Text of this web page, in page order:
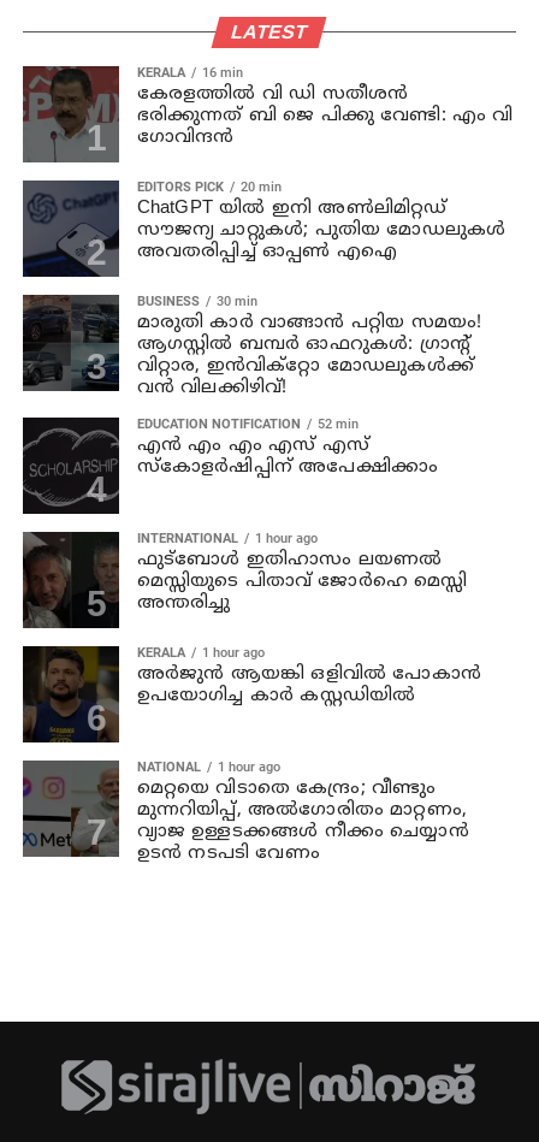
LATEST
KERALA 16 min
കേരളത്തില്‍ വി ഡി സതീശന്‍
ഭരിക്കുന്നത് ബി ജെ പിക്കു വേണ്ടി: എം വി
ഗോവിന്ദന്‍
EDITORS PICK 20 min
ChatGPT യിൽ ഇനി അൺലിമിറ്റഡ്
സൗജന്യ ചാറ്റുകൾ; പുതിയ മോഡലുകൾ
അവതരിപ്പിച്ച് ഓപ്പൺ എഐ
BUSINESS 30 min
മാരുതി കാർ വാങ്ങാൻ പറ്റിയ സമയം!
ആഗസ്റ്റിൽ ബമ്പർ ഓഫറുകൾ: ഗ്രാന്റ്
വിറ്റാര, ഇൻവിക്റ്റോ മോഡലുകൾക്ക്
വൻ വിലക്കിഴിവ്!
EDUCATION NOTIFICATION 52 min
എൻ എം എം എസ് എസ്
സ്കോളർഷിപ്പിന് അപേക്ഷിക്കാം
INTERNATIONAL 1 hour ago
ഫുട്ബോൾ ഇതിഹാസം ലയണൽ
മെസ്സിയുടെ പിതാവ് ജോർഹെ മെസ്സി
അന്തരിച്ചു
KERALA 1 hour ago
അര്‍ജുന്‍ ആയങ്കി ഒളിവില്‍ പോകാന്‍
ഉപയോഗിച്ച കാര്‍ കസ്റ്റഡിയില്‍
NATIONAL 1 hour ago
മെറ്റയെ വിടാതെ കേന്ദ്രം; വീണ്ടും
മുന്നറിയിപ്പ്, അൽഗോരിതം മാറ്റണം,
വ്യാജ ഉള്ളടക്കങ്ങൾ നീക്കം ചെയ്യാൻ
ഉടൻ നടപടി വേണം